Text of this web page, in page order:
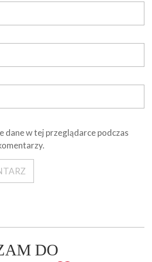
dane w tej przeglądarce podczas
DO